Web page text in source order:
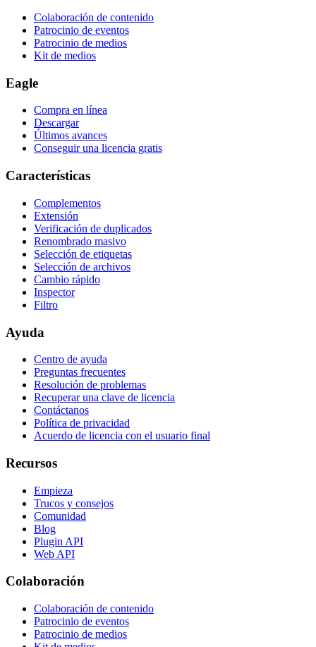
Colaboración de contenido
Patrocinio de eventos
Patrocinio de medios
Kit de medios
Eagle
Compra en línea
Descargar
Últimos avances
Conseguir una licencia gratis
Características
Complementos
Extensión
Verificación de duplicados
Renombrado masivo
Selección de etiquetas
Selección de archivos
Cambio rápido
Inspector
Filtro
Ayuda
Centro de ayuda
Preguntas frecuentes
Resolución de problemas
Recuperar una clave de licencia
Contáctanos
Política de privacidad
Acuerdo de licencia con el usuario final
Recursos
Empieza
Trucos y consejos
Comunidad
Blog
Plugin API
Web API
Colaboración
Colaboración de contenido
Patrocinio de eventos
Patrocinio de medios